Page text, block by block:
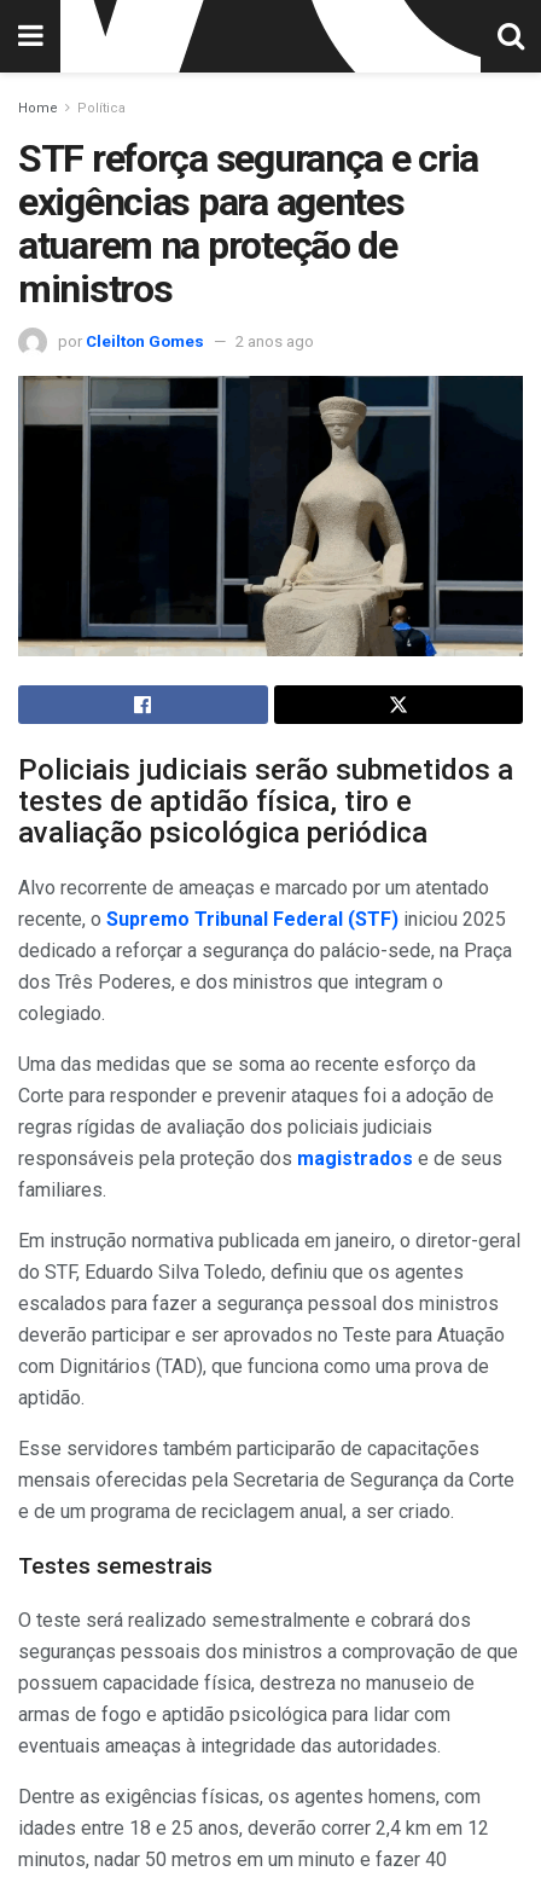
Home Política
STF reforça segurança e cria
exigências para agentes
atuarem na proteção de
ministros
por Cleilton Gomes 2 anos ago
Policiais judiciais serão submetidos a
testes de aptidão física, tiro e
avaliação psicológica periódica
Alvo recorrente de ameaças e marcado por um atentado
recente, o Supremo Tribunal Federal (STF) iniciou 2025
dedicado a reforçar a segurança do palácio-sede, na Praça
dos Três Poderes, e dos ministros que integram o
colegiado.
Uma das medidas que se soma ao recente esforço da
Corte para responder e prevenir ataques foi a adoção de
regras rígidas de avaliação dos policiais judiciais
responsáveis pela proteção dos magistrados e de seus
familiares.
Em instrução normativa publicada em janeiro, o diretor-geral
do STF, Eduardo Silva Toledo, definiu que os agentes
escalados para fazer a segurança pessoal dos ministros
deverão participar e ser aprovados no Teste para Atuação
com Dignitários (TAD), que funciona como uma prova de
aptidão.
Esse servidores também participarão de capacitações
mensais oferecidas pela Secretaria de Segurança da Corte
e de um programa de reciclagem anual, a ser criado.
Testes semestrais
O teste será realizado semestralmente e cobrará dos
seguranças pessoais dos ministros a comprovação de que
possuem capacidade física, destreza no manuseio de
armas de fogo e aptidão psicológica para lidar com
eventuais ameaças à integridade das autoridades.
Dentre as exigências físicas, os agentes homens, com
idades entre 18 e 25 anos, deverão correr 2,4 km em 12
minutos, nadar 50 metros em um minuto e fazer 40